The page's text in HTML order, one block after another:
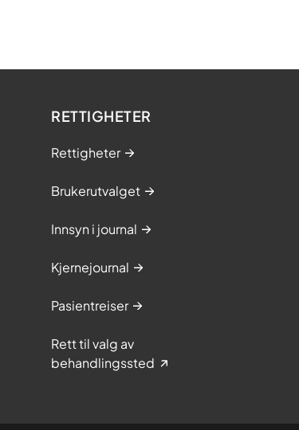
RETTIGHETER
Rettigheter
Brukerutvalget
Innsyn i journal
Kjernejournal
Pasientreiser
Rett til valg av
behandlingssted